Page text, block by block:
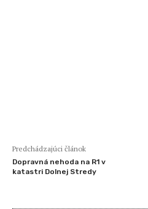
Predchádzajúci článok
Dopravná nehoda na R1 v
katastri Dolnej Stredy